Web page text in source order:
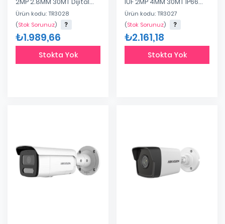
2MP 2.8MM 30MT Dijital
WDR H.265+ IP67 Poe IP
Dome Kamera
Ürün kodu: TR3028
(Stok Sorunuz)
₺1.989,66
Stokta Yok
IUF 2MP 4MM 30MT IP66
Dahili Ses
H.264/H.264+/H.265/MJPEG
IR Plastik Kasa IP Bullet
Kamera
Ürün kodu: TR3027
(Stok Sorunuz)
₺2.161,18
Stokta Yok